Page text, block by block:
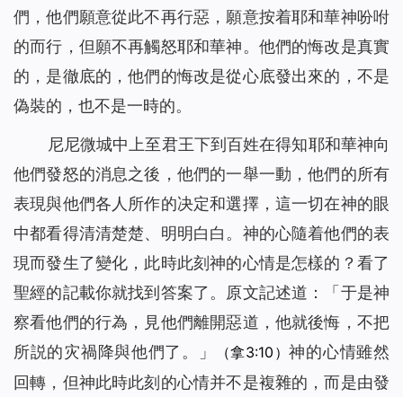
們，他們願意從此不再行惡，願意按着耶和華神吩咐
的而行，但願不再觸怒耶和華神。他們的悔改是真實
的，是徹底的，他們的悔改是從心底發出來的，不是
偽裝的，也不是一時的。
尼尼微城中上至君王下到百姓在得知耶和華神向
他們發怒的消息之後，他們的一舉一動，他們的所有
表現與他們各人所作的决定和選擇，這一切在神的眼
中都看得清清楚楚、明明白白。神的心隨着他們的表
現而發生了變化，此時此刻神的心情是怎樣的？看了
聖經的記載你就找到答案了。原文記述道：「于是神
察看他們的行為，見他們離開惡道，他就後悔，不把
所説的灾禍降與他們了。」
（拿3:10）神的心情雖然
回轉，但神此時此刻的心情并不是複雜的，而是由發